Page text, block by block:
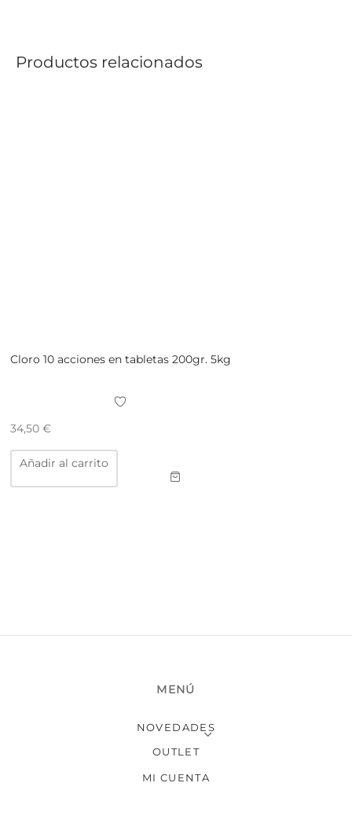
Productos relacionados
Cloro 10 acciones en tabletas 200gr. 5kg
34,50 €
Añadir al carrito
MENÚ
NOVEDADES
OUTLET
MI CUENTA